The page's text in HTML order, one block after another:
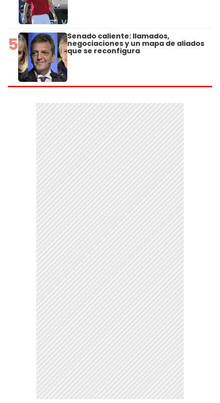
5 Senado caliente: llamados,
negociaciones y un mapa de aliados
que se reconfigura